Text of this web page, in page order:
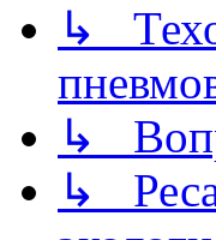
↳
↳
↳